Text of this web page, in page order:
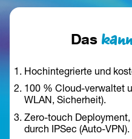
Das
Hochintegrierte und
100 % Cloud-verwaltet
WLAN, Sicherheit).
Zero-touch
durch IPSec (Auto-VPN).